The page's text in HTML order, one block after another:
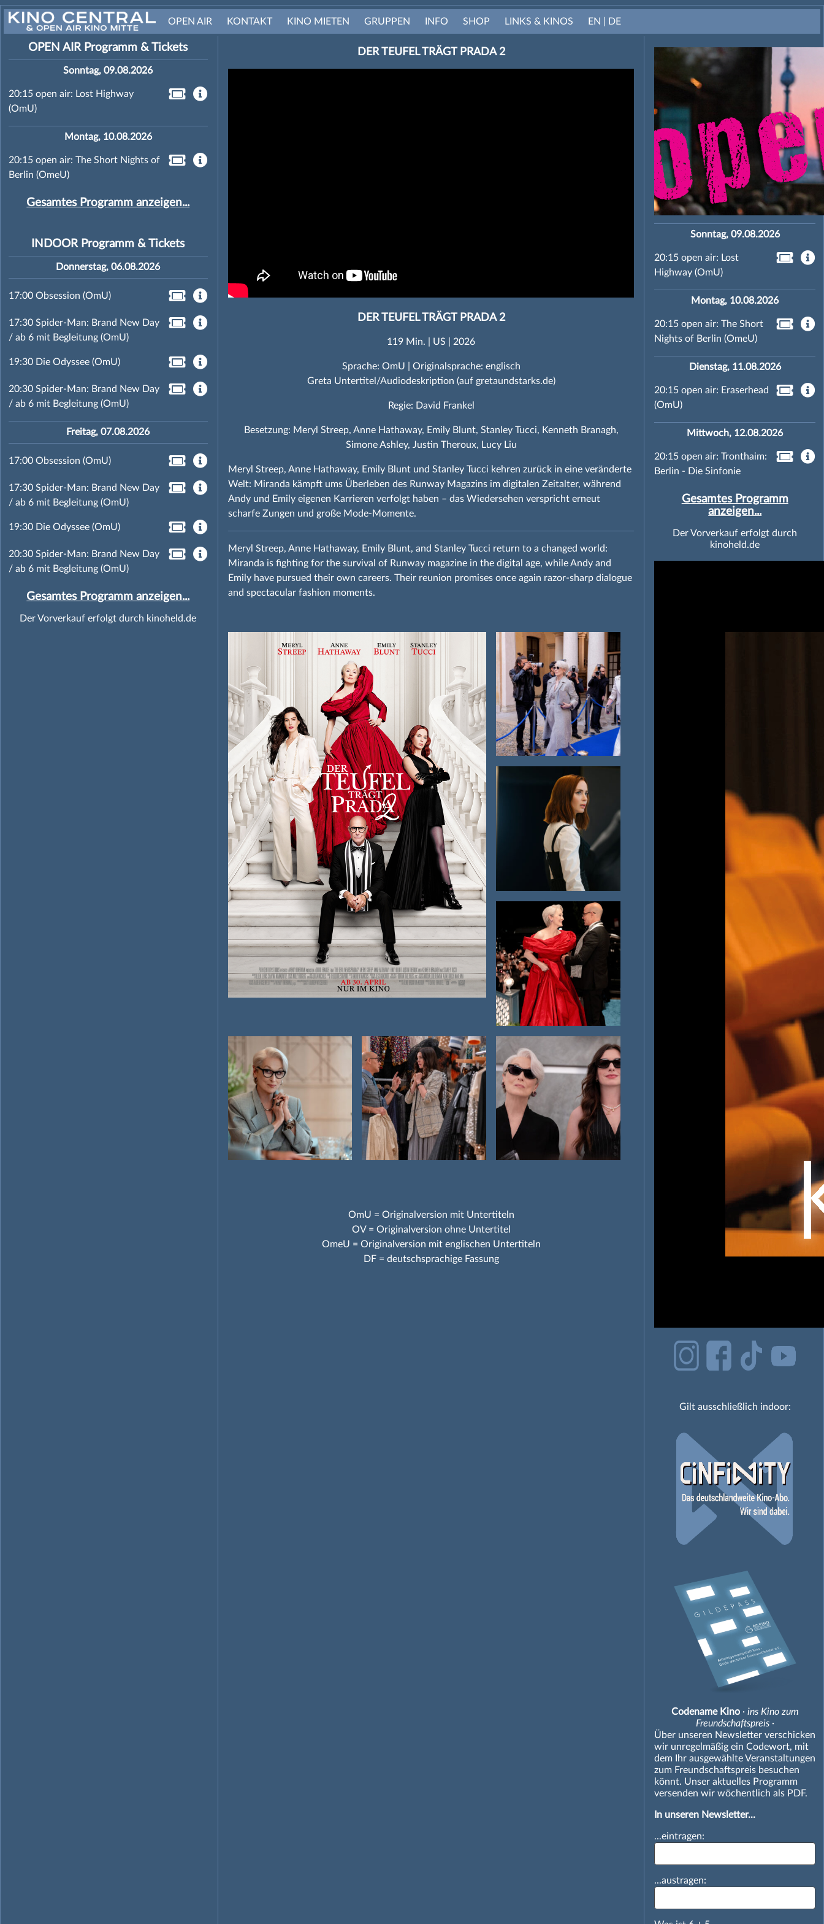
OPEN AIR KONTAKT KINO MIETEN GRUPPEN INFO SHOP LINKS & KINOS EN | DE
DER TEUFEL TRÄGT PRADA 2
DER TEUFEL TRÄGT PRADA 2
119 Min. | US | 2026
Sprache: OmU | Originalsprache: englisch
Greta Untertitel/Audiodeskription (auf gretaundstarks.de)
Regie: David Frankel
Besetzung: Meryl Streep, Anne Hathaway, Emily Blunt, Stanley Tucci, Kenneth Branagh,
Simone Ashley, Justin Theroux, Lucy Liu
Meryl Streep, Anne Hathaway, Emily Blunt und Stanley Tucci kehren zurück in eine veränderte
Welt: Miranda kämpft ums Überleben des Runway Magazins im digitalen Zeitalter, während
Andy und Emily eigenen Karrieren verfolgt haben – das Wiedersehen verspricht erneut
scharfe Zungen und große Mode‑Momente.
Meryl Streep, Anne Hathaway, Emily Blunt, and Stanley Tucci return to a changed world:
Miranda is fighting for the survival of Runway magazine in the digital age, while Andy and
Emily have pursued their own careers. Their reunion promises once again razor‑sharp dialogue
and spectacular fashion moments.
OmU = Originalversion mit Untertiteln
OV = Originalversion ohne Untertitel
OmeU = Originalversion mit englischen Untertiteln
DF = deutschsprachige Fassung
OPEN AIR Programm & Tickets
Sonntag, 09.08.2026
20:15 open air: Lost Highway
(OmU)
Montag, 10.08.2026
20:15 open air: The Short Nights of
Berlin (OmeU)
Gesamtes Programm anzeigen...
INDOOR Programm & Tickets
Donnerstag, 06.08.2026
17:00 Obsession (OmU)
17:30 Spider-Man: Brand New Day
/ ab 6 mit Begleitung (OmU)
19:30 Die Odyssee (OmU)
20:30 Spider-Man: Brand New Day
/ ab 6 mit Begleitung (OmU)
Freitag, 07.08.2026
17:00 Obsession (OmU)
17:30 Spider-Man: Brand New Day
/ ab 6 mit Begleitung (OmU)
19:30 Die Odyssee (OmU)
20:30 Spider-Man: Brand New Day
/ ab 6 mit Begleitung (OmU)
Gesamtes Programm anzeigen...
Der Vorverkauf erfolgt durch kinoheld.de
Sonntag, 09.08.2026
20:15 open air: Lost
Highway (OmU)
Montag, 10.08.2026
20:15 open air: The Short
Nights of Berlin (OmeU)
Dienstag, 11.08.2026
20:15 open air: Eraserhead
(OmU)
Mittwoch, 12.08.2026
20:15 open air: Tronthaim:
Berlin - Die Sinfonie
Gesamtes Programm
anzeigen...
Der Vorverkauf erfolgt durch
kinoheld.de
Gilt ausschließlich indoor:
Codename Kino · ins Kino zum
Freundschaftspreis ·
Über unseren Newsletter verschicken
wir unregelmäßig ein Codewort, mit
dem Ihr ausgewählte Veranstaltungen
zum Freundschaftspreis besuchen
könnt. Unser aktuelles Programm
versenden wir wöchentlich als PDF.
In unseren Newsletter...
...eintragen:
...austragen: